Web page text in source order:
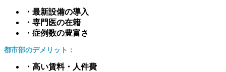
・最新設備の導入
・専門医の在籍
・症例数の豊富さ
都市部のデメリット：
・高い賃料・人件費